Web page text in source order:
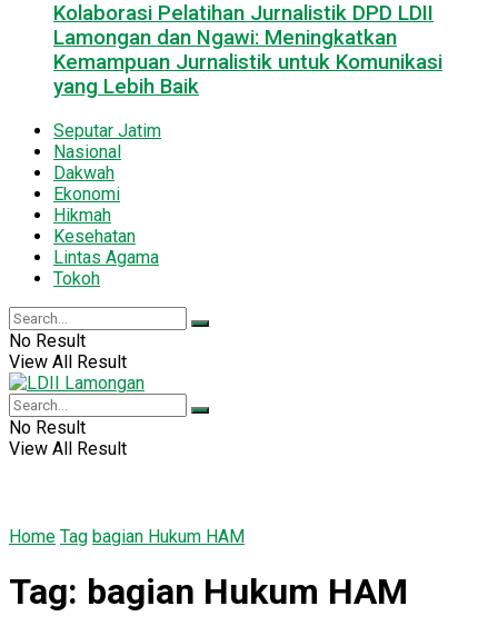
Kolaborasi Pelatihan Jurnalistik DPD LDII
Lamongan dan Ngawi: Meningkatkan
Kemampuan Jurnalistik untuk Komunikasi
yang Lebih Baik
Seputar Jatim
Nasional
Dakwah
Ekonomi
Hikmah
Kesehatan
Lintas Agama
Tokoh
No Result
View All Result
No Result
View All Result
Home Tag bagian Hukum HAM
Tag: bagian Hukum HAM